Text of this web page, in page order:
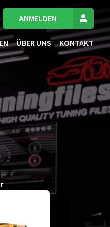
ANMELDEN
ÜBER UNS KONTAKT
der